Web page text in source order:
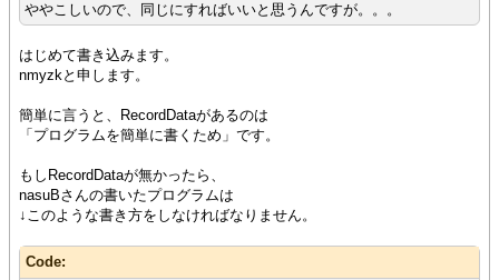
ややこしいので、同じにすればいいと思うんですが。。。
はじめて書き込みます。
nmyzkと申します。
簡単に言うと、RecordDataがあるのは
「プログラムを簡単に書くため」です。
もしRecordDataが無かったら、
nasuBさんの書いたプログラムは
↓このような書き方をしなければなりません。
Code: